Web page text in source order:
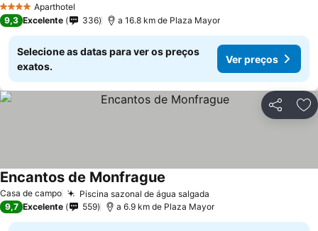
4 EstrelasAparthotel
9,3 Excelente 336 a 16.8 km de Plaza Mayor
Selecione as datas para ver os preços
exatos.
Ver preços
Partilhar
Casa de campo Piscina sazonal de água salgada
Encantos de Monfrague
9,7 Excelente 559 a 6.9 km de Plaza Mayor